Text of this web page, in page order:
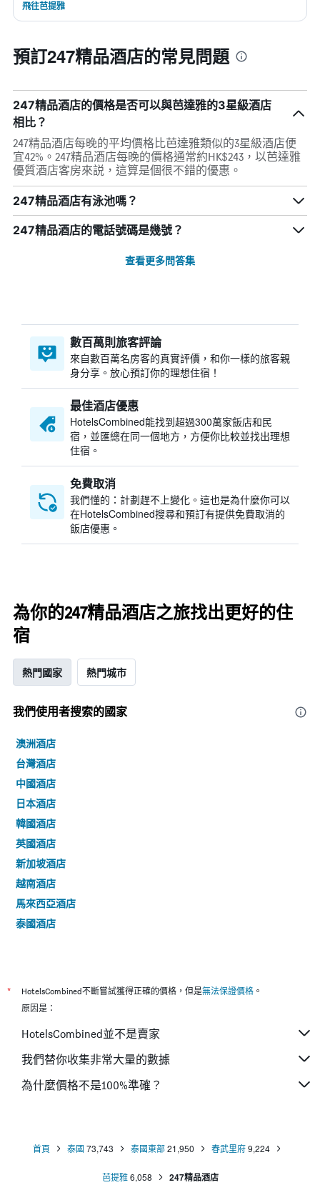
飛往芭提雅
預訂247精品酒店的常見問題
247精品酒店的價格是否可以與芭達雅的3星級酒店
相比？
247精品酒店每晚的平均價格比芭達雅類似的3星級酒店便
宜42%。247精品酒店每晚的價格通常約HK$243，以芭達雅
優質酒店客房來説，這算是個很不錯的優惠。
247精品酒店有泳池嗎？
247精品酒店的電話號碼是幾號？
查看更多問答集
數百萬則旅客評論
來自數百萬名房客的真實評價，和你一樣的旅客親
身分享。放心預訂你的理想住宿！
最佳酒店優惠
HotelsCombined​能找到超過300萬家飯店和民
宿，並匯總在同一個地方，方便你比較並找出理想
住宿。
免費取消
我們懂的：計劃趕不上變化。這也是為什麼你可以
在HotelsCombined搜尋和預訂有提供免費取消的
飯店優惠。
為你的247精品酒店之旅找出更好的住
宿
熱門國家 熱門城市
我們使用者搜索的國家
澳洲酒店
台灣酒店
中國酒店
日本酒店
韓國酒店
英國酒店
新加坡酒店
越南酒店
馬來西亞酒店
泰國酒店
* HotelsCombined不斷嘗試獲得正確的價格，但是無法保證價格 。
原因是：
HotelsCombined並不是賣家
我們替你收集非常大量的數據
為什麼價格不是100%準確？
首頁 泰國 73,743 泰國東部21,950 春武里府9,224
芭提雅 6,058 247精品酒店